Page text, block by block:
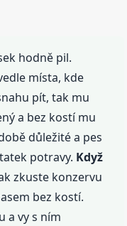
hodně pil.
místa, kde
pít, tak mu
a bez kostí mu
důležité a pes
potravy. Když
zkuste konzervu
bez kostí.
a vy s ním